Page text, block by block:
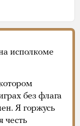
исполкоме
без флага
Я горжусь
честь